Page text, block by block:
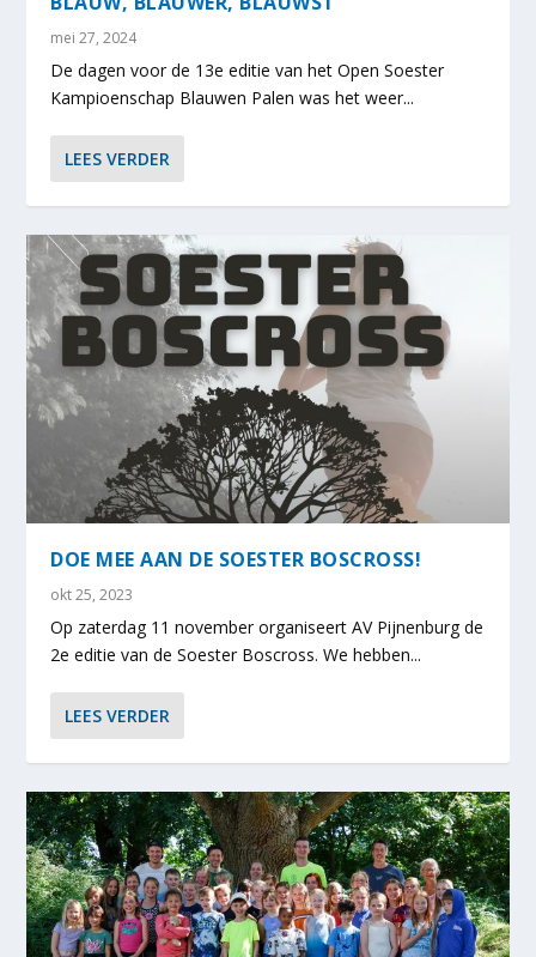
mei 27, 2024
De dagen voor de 13e editie van het Open Soester
Kampioenschap Blauwen Palen was het weer...
LEES VERDER
DOE MEE AAN DE SOESTER BOSCROSS!
okt 25, 2023
Op zaterdag 11 november organiseert AV Pijnenburg de
2e editie van de Soester Boscross. We hebben...
LEES VERDER